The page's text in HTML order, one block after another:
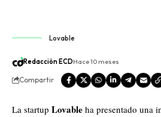
Lovable
Redacción ECDHace 10 meses
Compartir
La startup Lovable ha presentado una